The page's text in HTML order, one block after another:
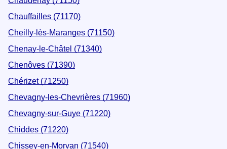
Chauffailles (71170)
Cheilly-lès-Maranges (71150)
Chenay-le-Châtel (71340)
Chenôves (71390)
Chérizet (71250)
Chevagny-les-Chevrières (71960)
Chevagny-sur-Guye (71220)
Chiddes (71220)
Chissey-en-Morvan (71540)